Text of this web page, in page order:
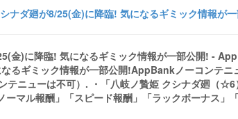
シナダ廻が8/25(金)に降臨! 気になるギミック情報が
金)に降臨! 気になるギミック情報が一部公開! -
るギミック情報が一部公開!AppBankノーコンテニ
テニューは不可）. ・「八岐ノ贄姫 クシナダ廻（
ーマル報酬」「スピード報酬」「ラックボーナス」